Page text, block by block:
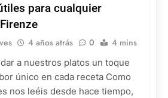
para cualquier
4 años atrás 0 4 mins
a nuestros platos un toque
único en cada receta Como
nos leéis desde hace tiempo,